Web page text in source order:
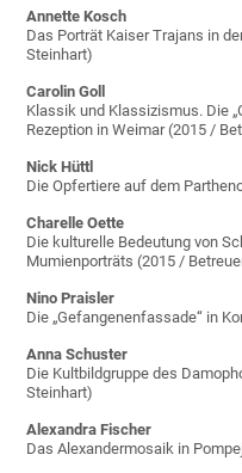
Annette Kosch
Das Porträt Kaiser Trajans in
Steinhart)
Carolin Goll
Klassik und Klassizismus. Die
Rezeption in Weimar (2015 /
Nick Hüttl
Die Opfertiere auf dem
Charelle Oette
Die kulturelle Bedeutung von
Mumienporträts (2015 /
Nino Praisler
Die „Gefangenenfassade“ in
Anna Schuster
Die Kultbildgruppe des
Steinhart)
Alexandra Fischer
Das Alexandermosaik in